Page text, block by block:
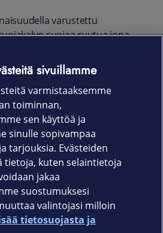
varustettu
suojaa ruutua jopa
Myös lika ja pöly jäävät
suojakalvo ei vaikuta
sivuillamme
varmistaaksemme
toiminnan,
sen käyttöä ja
sinulle sopivampaa
tarjouksia. Evästeiden
tietoja, kuten selaintietoja
jakaa
suostumuksesi
valintojasi milloin
tietosuojasta ja